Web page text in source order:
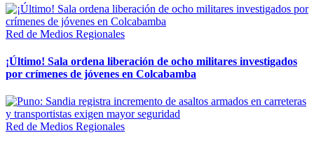
Red de Medios Regionales
¡Último! Sala ordena liberación de ocho militares investigados
por crímenes de jóvenes en Colcabamba
Red de Medios Regionales